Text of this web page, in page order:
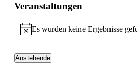
Veranstaltungen
Hinweis
Es wurden keine Ergebnisse
Anstehende